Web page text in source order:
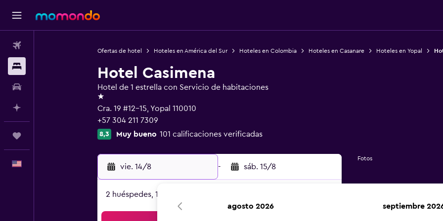
Ofertas de hotel Hoteles en América del Sur Hoteles en Colombia Hoteles en Casanare Hoteles en Yopal
Hotel Casimena
Hotel de 1 estrella con Servicio de habitaciones
1 estrella
Cra. 19 #12-15, Yopal 110010
+57 304 211 7309
8,3 Muy bueno 101 calificaciones verificadas
vie. 14/8 - sáb. 15/8
2 huéspedes, 1 habitación
Fotos
agosto 2026 septiembre